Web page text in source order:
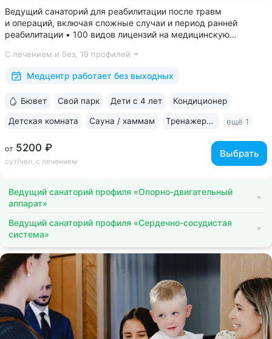
Ведущий санаторий для реабилитации после травм
и операций, включая сложные случаи и период ранней
реабилитации • 100 видов лицензий на медицинскую
Доступная среда для гостей на колясках: в номерах,
на территории, в столовой • Расположен...
С лечением и без, 19 профилей
Медцентр работает без выходных
от 5200 ₽
сут/чел, с лечением
Выбрать
Бювет Свой парк Дети с 4 лет Кондиционер
Детская комната Сауна / хаммам Тренажерный зал ещё 1
Ведущий санаторий профиля «Опорно-двигательный
аппарат»
Ведущий санаторий профиля «Сердечно-сосудистая
система»